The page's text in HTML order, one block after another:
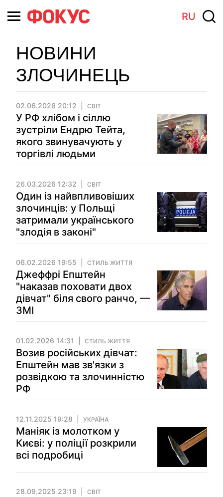
RU
НОВИНИ
ЗЛОЧИНЕЦЬ
02.06.2026 20:12 СВІТ
У РФ хлібом і сіллю
зустріли Ендрю Тейта,
якого звинувачують у
торгівлі людьми
26.03.2026 12:32 СВІТ
Один із найвпливовіших
злочинців: у Польщі
затримали українського
"злодія в законі"
06.02.2026 19:55 СТИЛЬ ЖИТТЯ
Джеффрі Епштейн
"наказав поховати двох
дівчат" біля свого ранчо, —
ЗМІ
01.02.2026 14:31 СТИЛЬ ЖИТТЯ
Возив російських дівчат:
Епштейн мав зв'язки з
розвідкою та злочинністю
РФ
12.11.2025 19:28 УКРАЇНА
Маніяк із молотком у
Києві: у поліції розкрили
всі подробиці
28.09.2025 23:19 СВІТ